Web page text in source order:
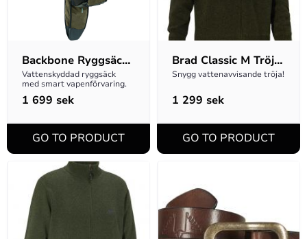
Backbone Ryggsäck
-  DESOLVE Veil
Vattenskyddad ryggsäck
med smart vapenförvaring.
1 699 sek
Brad Classic M Tröja
Full-zip - Brun
Snygg vattenavvisande tröja!
1 299 sek